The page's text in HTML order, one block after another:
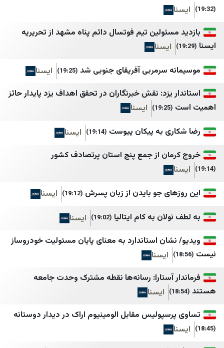
المدن
تلفزيون المستقبل
ليبانون فايلز
ليبانون ديبايت
OTV
LBC
الوكالة الوطنية للإعلام
بتوقيت بيروت
لبنان 24
النشرة
مركز بيروت للاخبار
التيار الوطني الحر
المنار
الإعلام الحربي حزب الله
مجله اینترنتی برترین
مرکز اسناد انقلاب
مسیح علی‌نژاد
کیان ملی 1
خبر فوری newscenter
هرانا
هم‌میهن
ورزش سه
بی بی سی
الجادّة
تیم فوتسال دائم پناه مشهد از تحریریه
ایسنا
سرمربی آفریقای جنوبی شد (19:25)
ایسنا
یزد: نقش خبرنگاران در تحقق اهداف یزد پایدار حائز
ایسنا
به پیکان پیوست (19:14)
ایسنا
از جمع پنج استان پرتصادف کشور
جو بایدن از زبان پسرش (19:12)
ایسنا
به کام ایتالیا (19:02)
ایسنا
استاندارد به معنای پایان مسئولیت خودروساز
ایسنا
آستارا: رسانه‌ها نقطه مشترک وحدت جامعه
ایسنا
مقابل الومینیوم اراک در دیدار دوستانه